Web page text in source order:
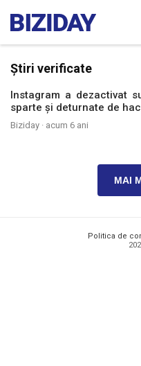
Știri verificate
Instagram a dezactivat
sparte și deturnate de
Biziday · acum 6 ani
MAI
Politica de